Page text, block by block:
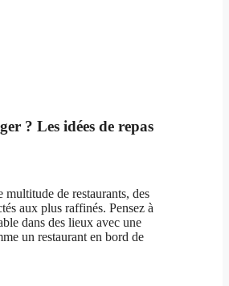
? Les idées de repas
multitude de restaurants, des
aux plus raffinés. Pensez à
dans des lieux avec une
un restaurant en bord de